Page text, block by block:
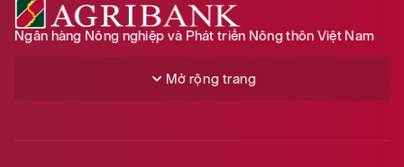
Ngân hàng Nông nghiệp và Phát triển Nông thôn Việt Nam
Mở rộng trang